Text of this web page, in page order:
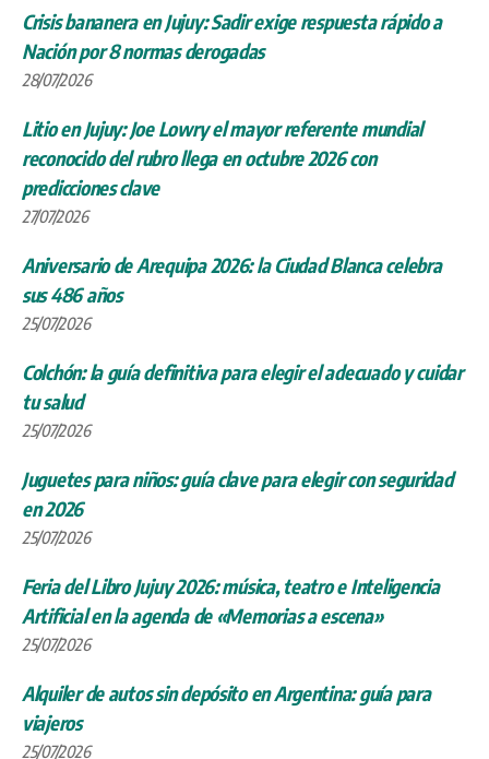
Crisis bananera en Jujuy: Sadir exige respuesta rápido a
Nación por 8 normas derogadas
28/07/2026
Litio en Jujuy: Joe Lowry el mayor referente mundial
reconocido del rubro llega en octubre 2026 con
predicciones clave
27/07/2026
Aniversario de Arequipa 2026: la Ciudad Blanca celebra
sus 486 años
25/07/2026
Colchón: la guía definitiva para elegir el adecuado y cuidar
tu salud
25/07/2026
Juguetes para niños: guía clave para elegir con seguridad
en 2026
25/07/2026
Feria del Libro Jujuy 2026: música, teatro e Inteligencia
Artificial en la agenda de «Memorias a escena»
25/07/2026
Alquiler de autos sin depósito en Argentina: guía para
viajeros
25/07/2026